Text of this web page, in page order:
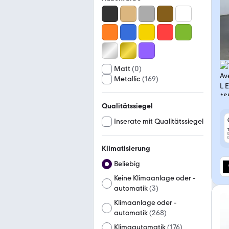
Matt (0)
Metallic(169)
Qualitätssiegel
Inserate mit Qualitätssiegel
Klimatisierung
Beliebig
Keine Klimaanlage oder -
automatik(3)
Klimaanlage oder -
automatik(268)
Klimaautomatik(176)